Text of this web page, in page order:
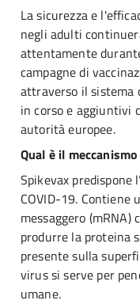
La sicurezza e
negli adulti
attentamente
campagne di
attraverso il sistema
in corso e aggiuntivi
autorità europee.
Qual è il
Spikevax predispone
COVID-19. Contiene
messaggero
produrre la proteina
presente sulla
virus si serve per
umane.